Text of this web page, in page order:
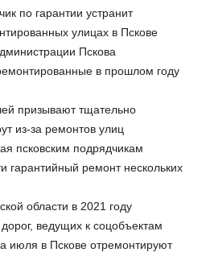
по гарантии устранит
улицах в Пскове
Пскова
в прошлом году
призывают тщательно
из-за ремонтов улиц
псковским подрядчикам
гарантийный ремонт нескольких
области в 2021 году
ведущих к соцобъектам
июля в Пскове отремонтируют